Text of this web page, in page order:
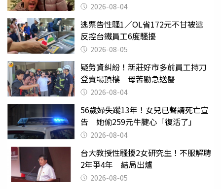
2026-08-04
逃票告性騷1／OL省172元不甘被逮
反控台鐵員工6度騷擾
2026-08-05
疑勞資糾紛！新莊好市多前員工持刀
登賣場頂樓 母苦勸急送醫
2026-08-04
56歲婦失蹤13年！女兒已聲請死亡宣
告 她偷259元牛腱心「復活了」
2026-08-04
台大教授性騷擾2女研究生！不服解聘
2年爭4年 結局出爐
2026-08-05